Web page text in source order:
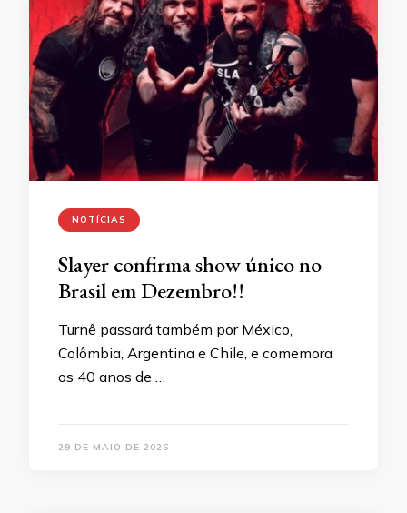
NOTÍCIAS
Slayer confirma show único no
Brasil em Dezembro!!
Turnê passará também por México,
Colômbia, Argentina e Chile, e comemora
os 40 anos de …
29 DE MAIO DE 2026